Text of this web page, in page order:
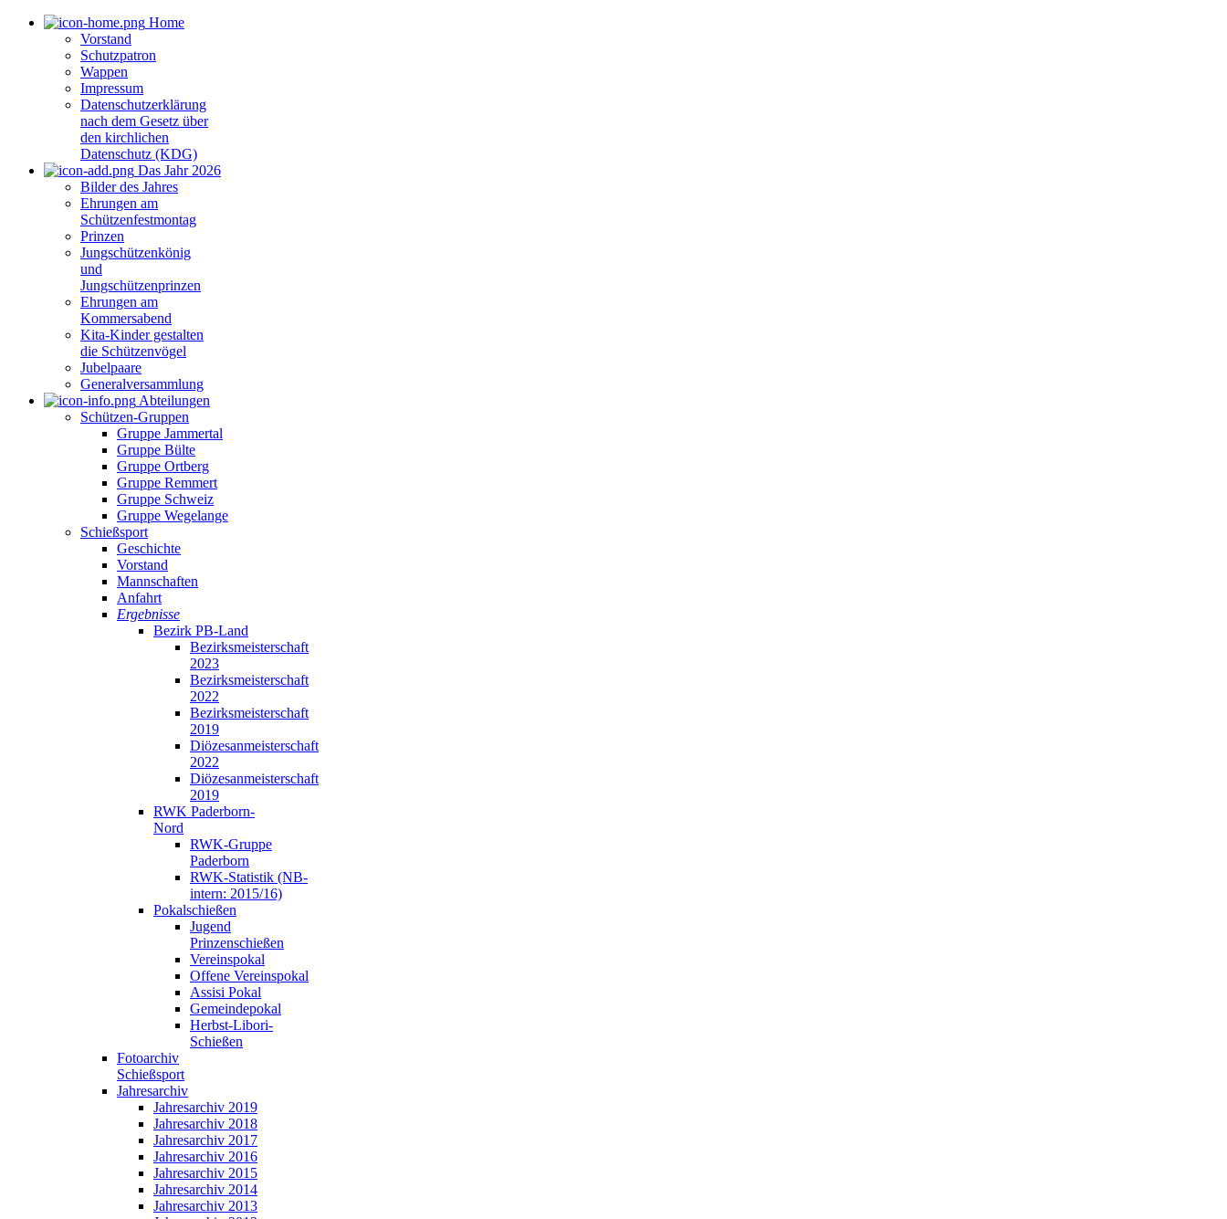
Home
Vorstand
Schutzpatron
Wappen
Impressum
Datenschutzerklärung
nach dem Gesetz über
den kirchlichen
Datenschutz (KDG)
Das Jahr 2026
Bilder des Jahres
Ehrungen am
Schützenfestmontag
Prinzen
Jungschützenkönig
und
Jungschützenprinzen
Ehrungen am
Kommersabend
Kita-Kinder gestalten
die Schützenvögel
Jubelpaare
Generalversammlung
Abteilungen
Schützen-Gruppen
Gruppe Jammertal
Gruppe Bülte
Gruppe Ortberg
Gruppe Remmert
Gruppe Schweiz
Gruppe Wegelange
Schießsport
Geschichte
Vorstand
Mannschaften
Anfahrt
Ergebnisse
Bezirk PB-Land
Bezirksmeisterschaft
2023
Bezirksmeisterschaft
2022
Bezirksmeisterschaft
2019
Diözesanmeisterschaft
2022
Diözesanmeisterschaft
2019
RWK Paderborn-
Nord
RWK-Gruppe
Paderborn
RWK-Statistik (NB-
intern: 2015/16)
Pokalschießen
Jugend
Prinzenschießen
Vereinspokal
Offene Vereinspokal
Assisi Pokal
Gemeindepokal
Herbst-Libori-
Schießen
Fotoarchiv
Schießsport
Jahresarchiv
Jahresarchiv 2019
Jahresarchiv 2018
Jahresarchiv 2017
Jahresarchiv 2016
Jahresarchiv 2015
Jahresarchiv 2014
Jahresarchiv 2013